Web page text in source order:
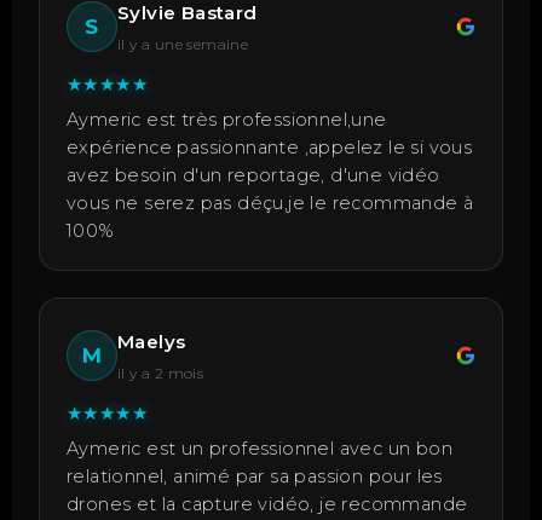
S
Sylvie Bastard
il y a une semaine
★★★★★
Aymeric est très professionnel,une
expérience passionnante ,appelez le si vous
avez besoin d'un reportage, d'une vidéo
vous ne serez pas déçu,je le recommande à
100%
M
Maelys
il y a 2 mois
★★★★★
Aymeric est un professionnel avec un bon
relationnel, animé par sa passion pour les
drones et la capture vidéo, je recommande